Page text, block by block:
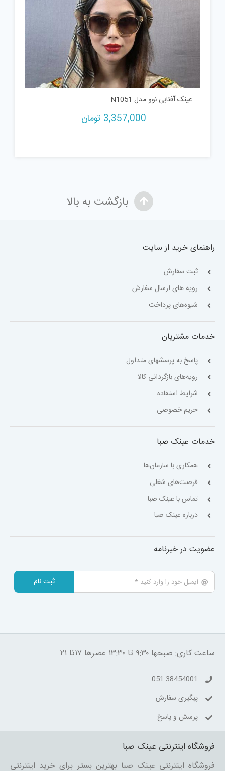
عینک آفتابی نوو مدل N1051
3,357,000 تومان
بازگشت به بالا
راهنمای خرید از سایت
ثبت سفارش
رویه های ارسال سفارش
شیوه‌های پرداخت
خدمات مشتریان
پاسخ به پرسشهای متداول
رویه‌های بازگردانی کالا
شرایط استفاده
حریم خصوصی
خدمات عینک صبا
همکاری با سازمان‌ها
فرصت‌های شغلی
تماس با عینک صبا
درباره عینک صبا
عضویت در خبرنامه
ثبت نام
ساعت کاری: صبحها ۹:۳۰ تا ۱۳:۳۰ عصرها ۱۷تا ۲۱
051-38454001
پیگیری سفارش
پرسش و پاسخ
فروشگاه اینترنتی عینک صبا
فروشگاه اینترنتی عینک صبا بهترین بستر برای خرید اینترنتی